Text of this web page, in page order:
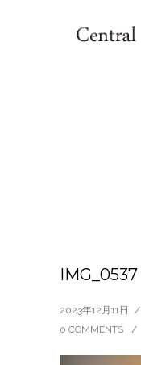
IMG_0537
2023年12月11日 /
0 COMMENTS
/